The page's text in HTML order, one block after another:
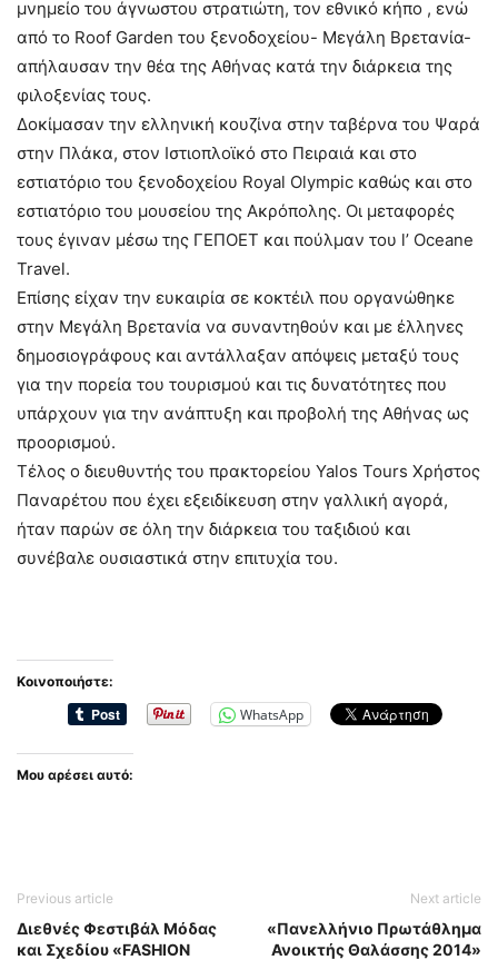
μνημείο του άγνωστου στρατιώτη, τον εθνικό κήπο , ενώ
από το Roof Garden του ξενοδοχείου- Μεγάλη Βρετανία-
απήλαυσαν την θέα της Αθήνας κατά την διάρκεια της
φιλοξενίας τους.
Δοκίμασαν την ελληνική κουζίνα στην ταβέρνα του Ψαρά
στην Πλάκα, στον Ιστιοπλοϊκό στο Πειραιά και στο
εστιατόριο του ξενοδοχείου Royal Olympic καθώς και στο
εστιατόριο του μουσείου της Ακρόπολης. Οι μεταφορές
τους έγιναν μέσω της ΓΕΠΟΕΤ και πούλμαν του l’ Oceane
Travel.
Επίσης είχαν την ευκαιρία σε κοκτέιλ που οργανώθηκε
στην Μεγάλη Βρετανία να συναντηθούν και με έλληνες
δημοσιογράφους και αντάλλαξαν απόψεις μεταξύ τους
για την πορεία του τουρισμού και τις δυνατότητες που
υπάρχουν για την ανάπτυξη και προβολή της Αθήνας ως
προορισμού.
Τέλος ο διευθυντής του πρακτορείου Yalos Tours Χρήστος
Παναρέτου που έχει εξειδίκευση στην γαλλική αγορά,
ήταν παρών σε όλη την διάρκεια του ταξιδιού και
συνέβαλε ουσιαστικά στην επιτυχία του.
Κοινοποιήστε:
WhatsApp
Μου αρέσει αυτό:
Previous article
Διεθνές Φεστιβάλ Μόδας
και Σχεδίου «FASHION
Next article
«Πανελλήνιο Πρωτάθλημα
Ανοικτής Θαλάσσης 2014»